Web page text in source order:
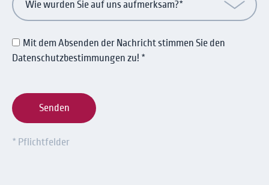
Mit dem Absenden der Nachricht stimmen Sie den
Datenschutzbestimmungen zu! *
Senden
* Pflichtfelder